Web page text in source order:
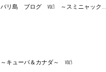
バリ島 ブログ vol3 ～スミニャック...
～キューバ＆カナダ～ vol5